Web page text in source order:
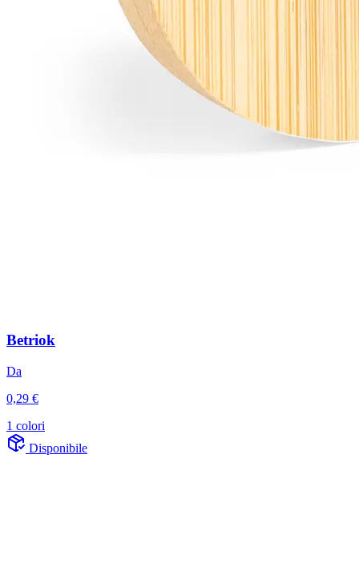
Betriok
Da
0,29 €
1 colori
Disponibile